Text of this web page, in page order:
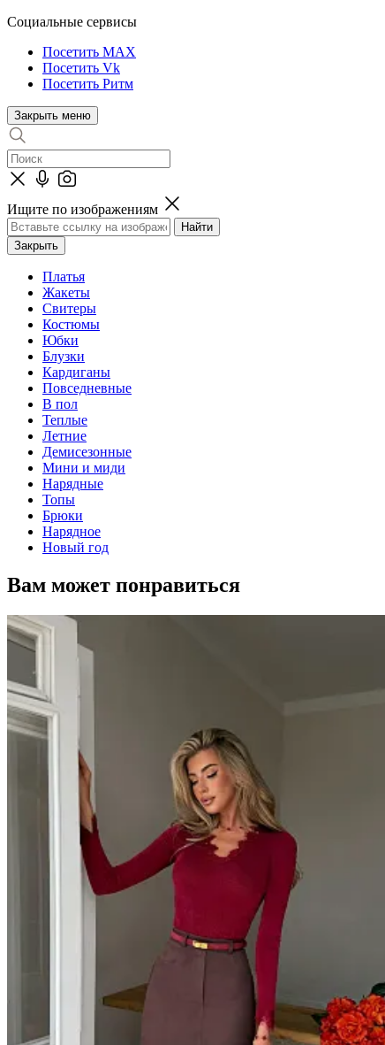
Социальные сервисы
Посетить MAX
Посетить Vk
Посетить Ритм
Закрыть меню
Ищите по изображениям
Закрыть
Платья
Жакеты
Свитеры
Костюмы
Юбки
Блузки
Кардиганы
Повседневные
В пол
Теплые
Летние
Демисезонные
Мини и миди
Нарядные
Топы
Брюки
Нарядное
Новый год
Вам может понравиться